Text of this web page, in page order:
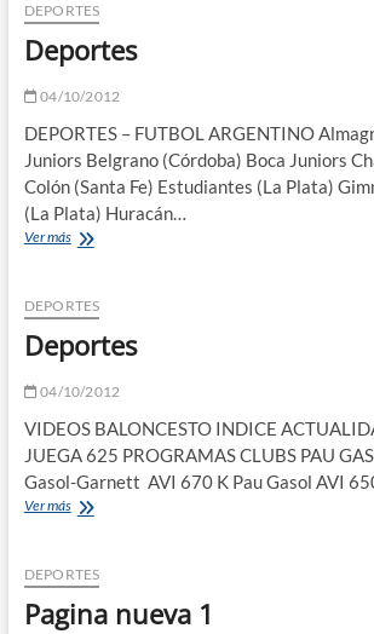
DEPORTES
Deportes
04/10/2012
DEPORTES – FUTBOL ARGENTINO
Juniors Belgrano (Córdoba) Boca Juniors
Colón (Santa Fe) Estudiantes (La Plata)
(La Plata) Huracán…
Ver másDeportes
DEPORTES
Deportes
04/10/2012
VIDEOS BALONCESTO INDICE
JUEGA 625 PROGRAMAS CLUBS PAU
Gasol-Garnett AVI 670 K Pau Gasol AVI
Ver másDeportes
DEPORTES
Pagina nueva 1